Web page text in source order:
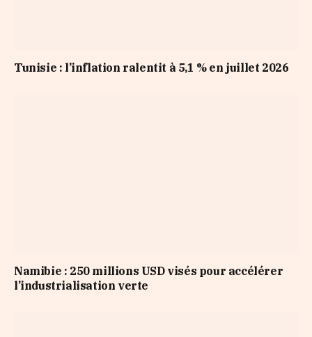
Tunisie : l’inflation ralentit à 5,1 % en juillet 2026
Namibie : 250 millions USD visés pour accélérer
l’industrialisation verte